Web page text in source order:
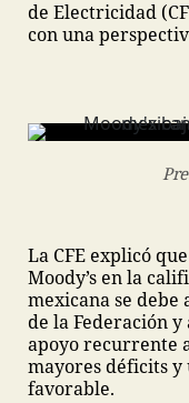
de Electricidad
con una
La CFE explicó
Moody’s en la
mexicana se
de la Federación
apoyo recurrente
mayores déficits
favorable.